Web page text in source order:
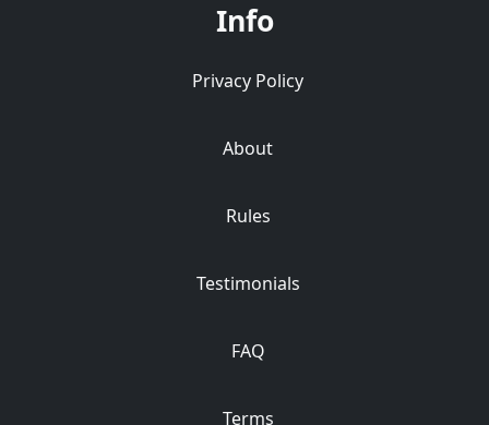
Info
Privacy Policy
About
Rules
Testimonials
FAQ
Terms